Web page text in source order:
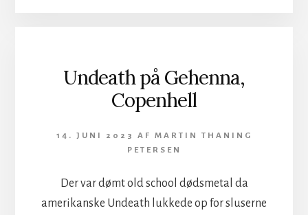
Undeath på Gehenna,
Copenhell
14. JUNI 2023 AF MARTIN THANING
PETERSEN
Der var dømt old school dødsmetal da
amerikanske Undeath lukkede op for sluserne